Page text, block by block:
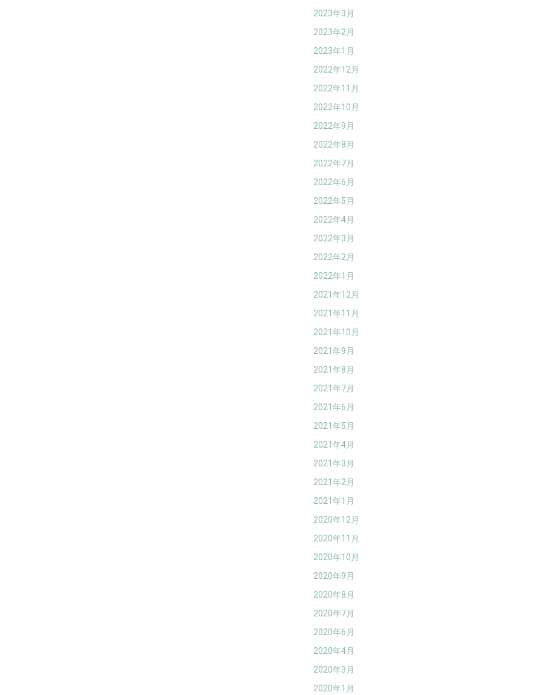
2023年3月
2023年2月
2023年1月
2022年12月
2022年11月
2022年10月
2022年9月
2022年8月
2022年7月
2022年6月
2022年5月
2022年4月
2022年3月
2022年2月
2022年1月
2021年12月
2021年11月
2021年10月
2021年9月
2021年8月
2021年7月
2021年6月
2021年5月
2021年4月
2021年3月
2021年2月
2021年1月
2020年12月
2020年11月
2020年10月
2020年9月
2020年8月
2020年7月
2020年6月
2020年4月
2020年3月
2020年1月